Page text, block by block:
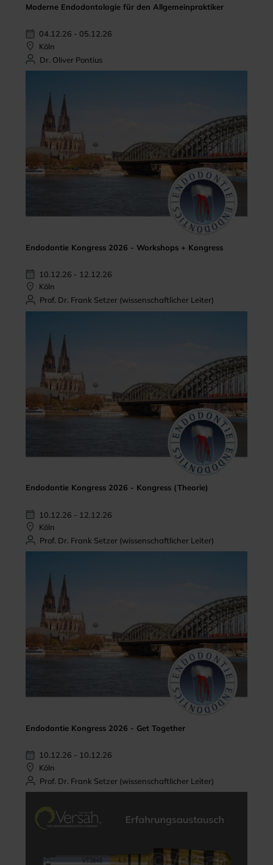
Moderne Endodontologie für den Allgemeinpraktiker
04.12.26 - 05.12.26
Köln
Dr. Oliver Pontius
Endodontie Kongress 2026 - Workshops + Kongress
10.12.26 - 12.12.26
Köln
Prof. Dr. Frank Setzer (wissenschaftlicher Leiter)
Endodontie Kongress 2026 - Kongress (Theorie)
10.12.26 - 12.12.26
Köln
Prof. Dr. Frank Setzer (wissenschaftlicher Leiter)
Endodontie Kongress 2026 - Get Together
10.12.26 - 10.12.26
Köln
Prof. Dr. Frank Setzer (wissenschaftlicher Leiter)